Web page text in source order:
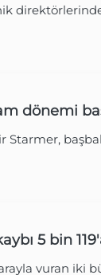
dönemi
Starmer,
5 bin
vuran iki